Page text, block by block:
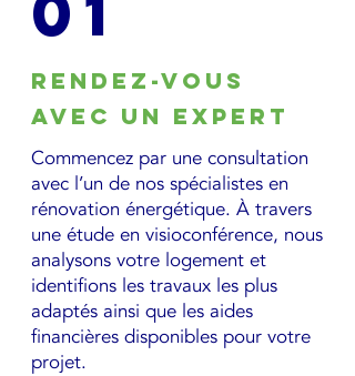
Rendez-vous
avec un expert
Commencez par une consultation
avec l’un de nos spécialistes en
rénovation énergétique. À travers
une étude en visioconférence, nous
analysons votre logement et
identifions les travaux les plus
adaptés ainsi que les aides
financières disponibles pour votre
projet.